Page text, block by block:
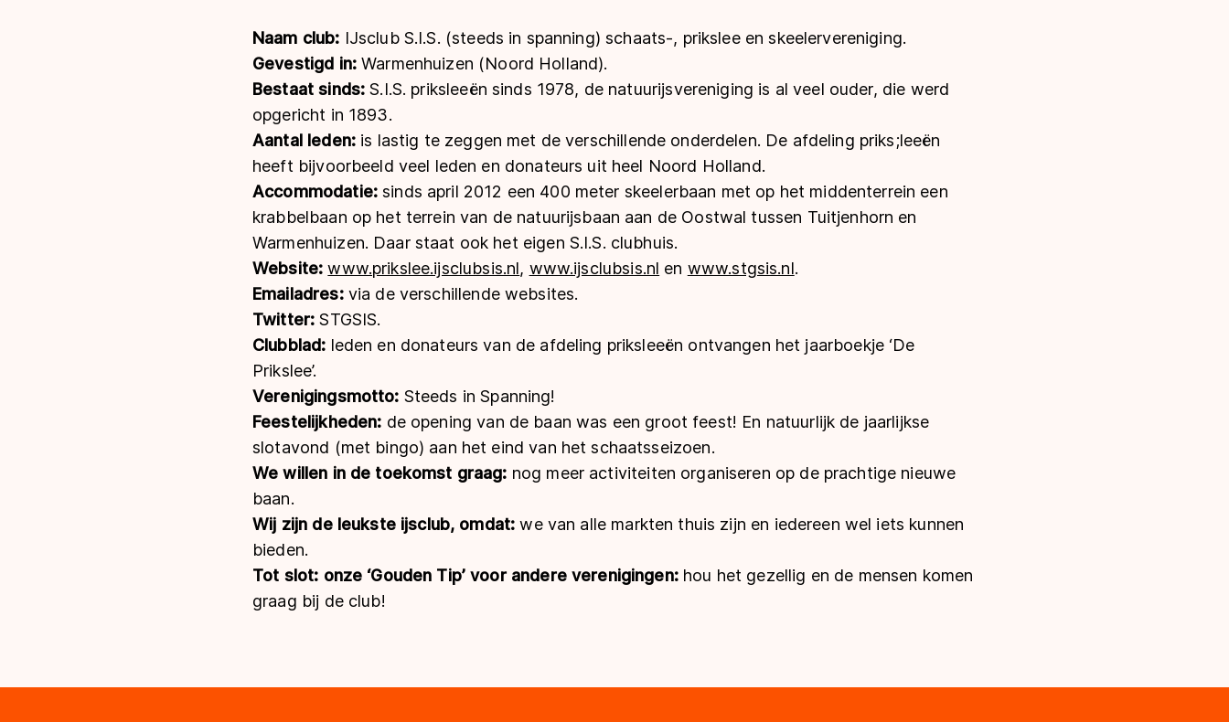
Naam club: IJsclub S.I.S. (steeds in spanning) schaats-, prikslee en skeelervereniging.
Gevestigd in:Warmenhuizen (Noord Holland).
Bestaat sinds:S.I.S. priksleeën sinds 1978, de natuurijsvereniging is al veel ouder, die werd
opgericht in 1893.
Aantal leden: is lastig te zeggen met de verschillende onderdelen. De afdeling priks;leeën
heeft bijvoorbeeld veel leden en donateurs uit heel Noord Holland.
Accommodatie:sinds april 2012 een 400 meter skeelerbaan met op het middenterrein een
krabbelbaan op het terrein van de natuurijsbaan aan de Oostwal tussen Tuitjenhorn en
Warmenhuizen. Daar staat ook het eigen S.I.S. clubhuis.
Website:www.prikslee.ijsclubsis.nl, www.ijsclubsis.nl en www.stgsis.nl.
Emailadres: via de verschillende websites.
Twitter:STGSIS.
Clubblad: leden en donateurs van de afdeling priksleeën ontvangen het jaarboekje ‘De
Prikslee’.
Verenigingsmotto: Steeds in Spanning!
Feestelijkheden: de opening van de baan was een groot feest! En natuurlijk de jaarlijkse
slotavond (met bingo) aan het eind van het schaatsseizoen.
We willen in de toekomst graag: nog meer activiteiten organiseren op de prachtige nieuwe
baan.
Wij zijn de leukste ijsclub, omdat:we van alle markten thuis zijn en iedereen wel iets kunnen
bieden.
Tot slot: onze ‘Gouden Tip’ voor andere verenigingen: hou het gezellig en de mensen komen
graag bij de club!